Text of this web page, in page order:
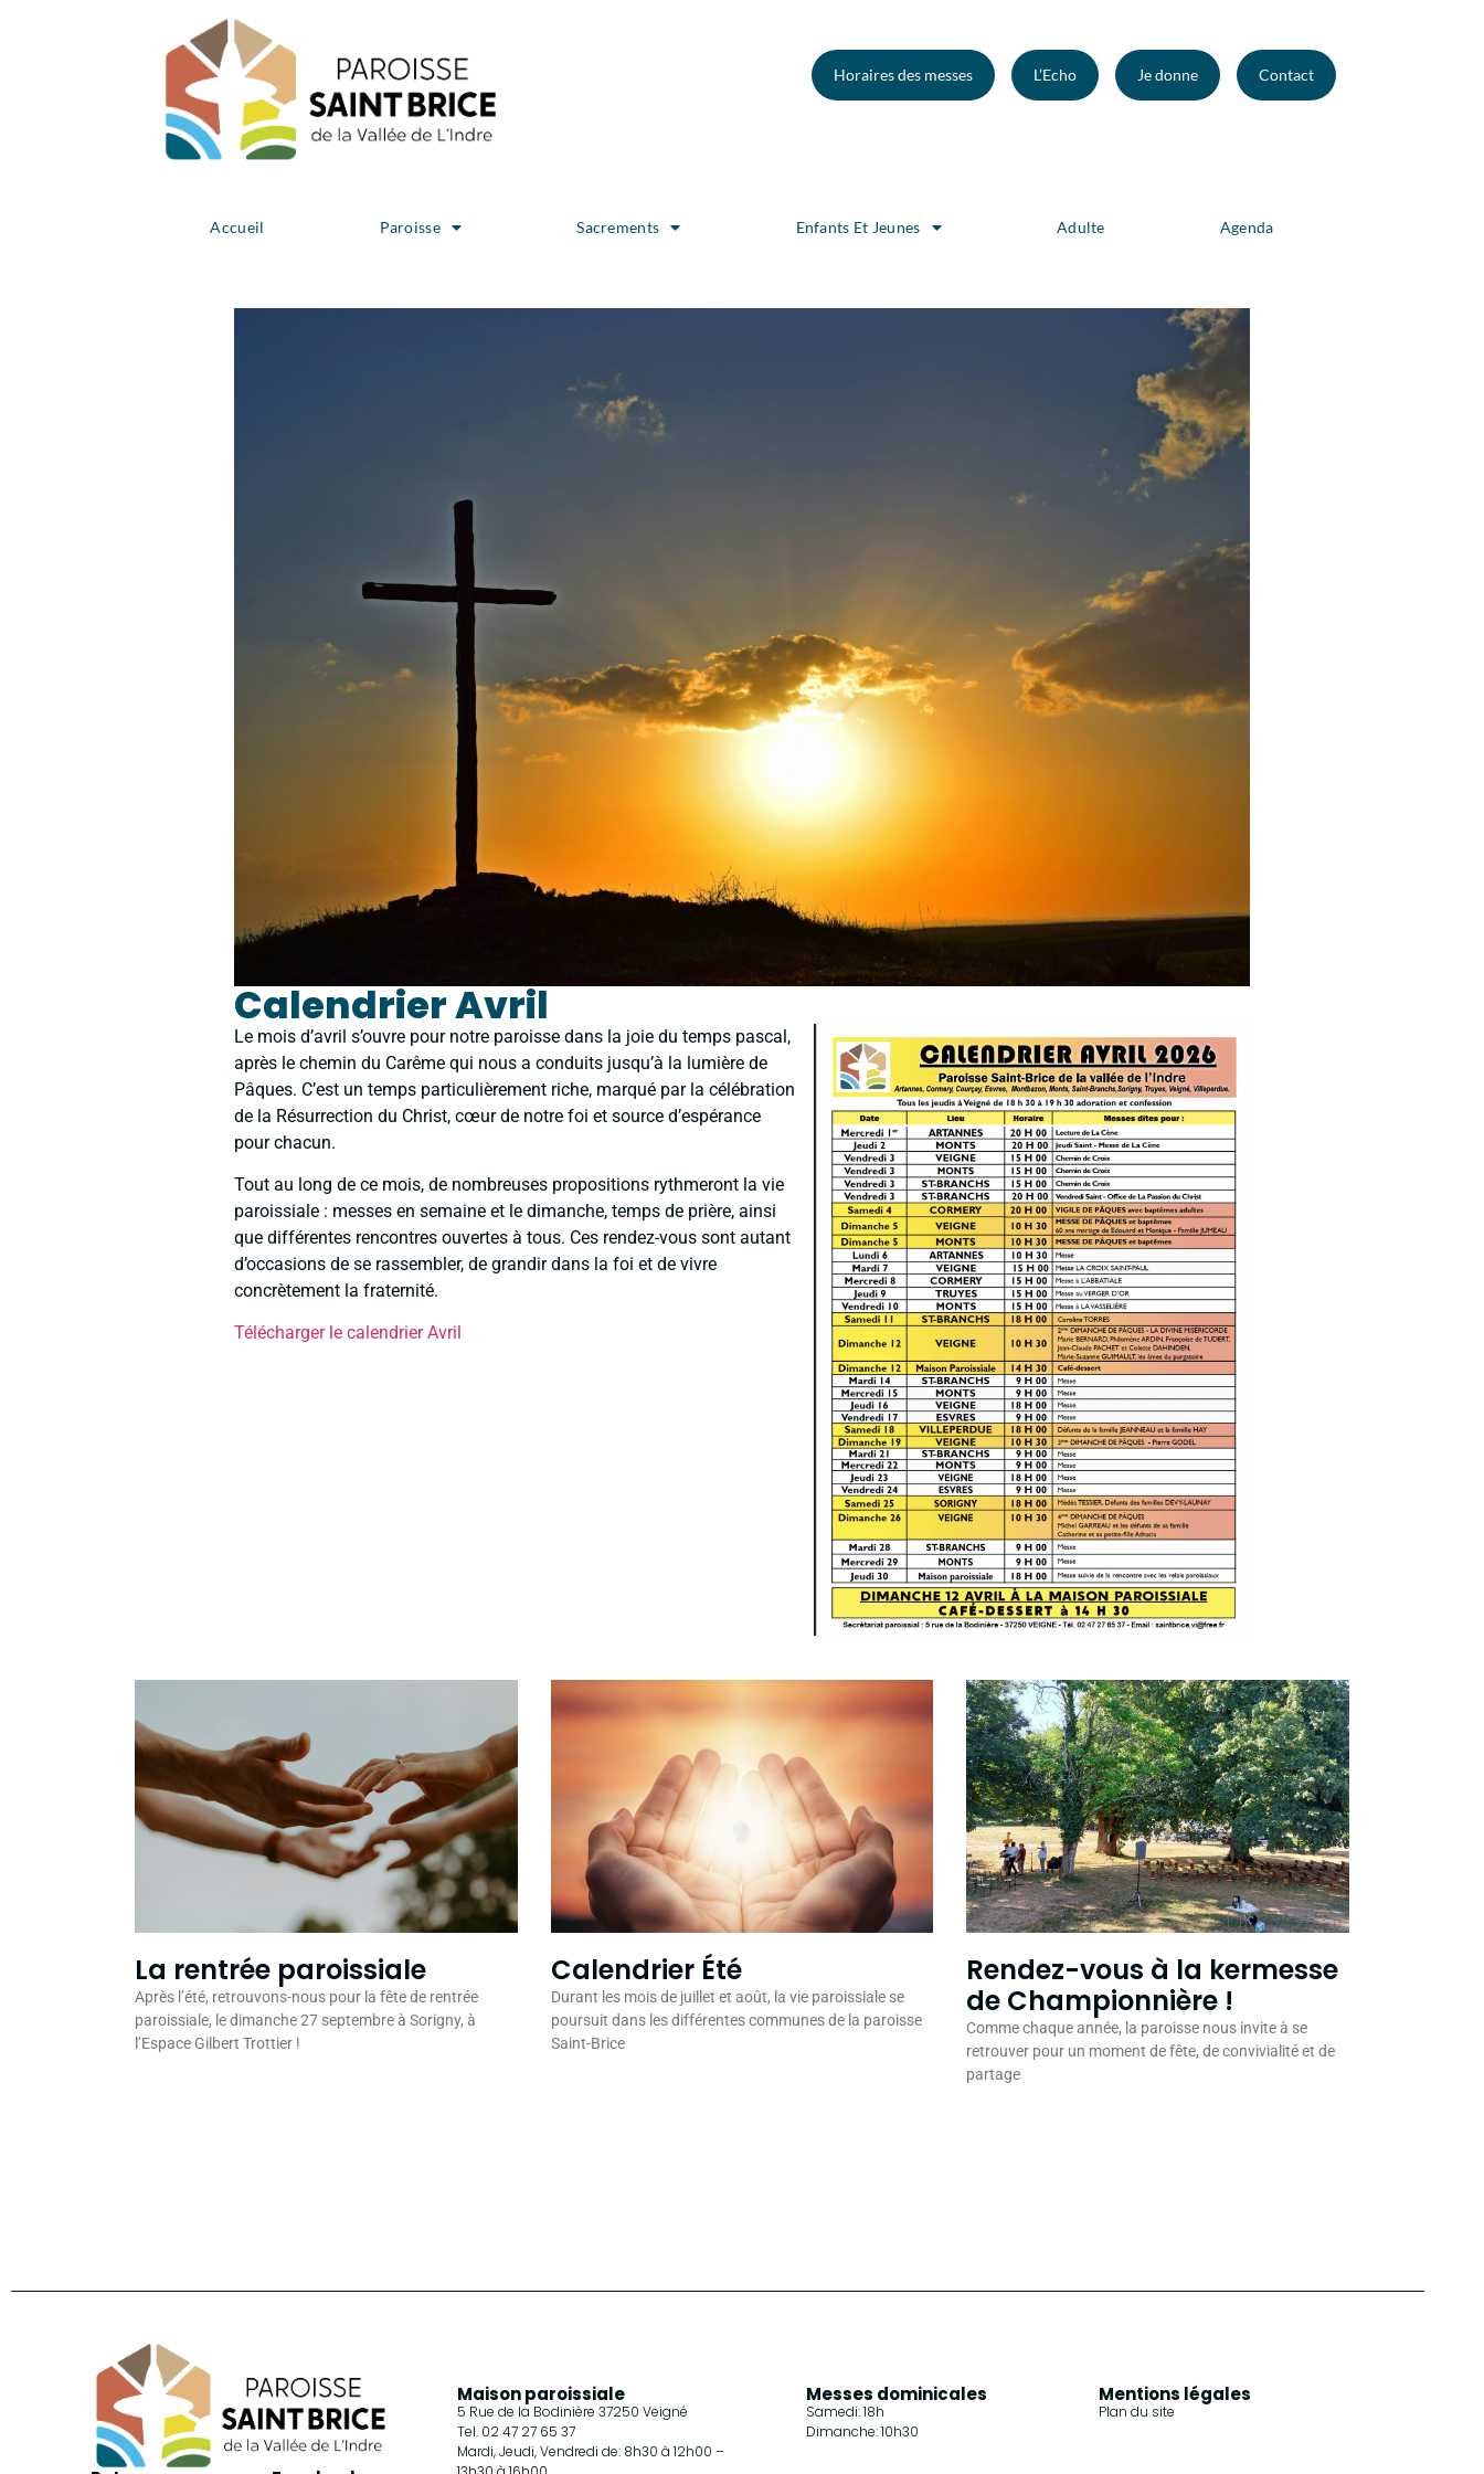
Horaires des messes L’Echo Je donne Contact
Accueil Paroisse Sacrements Enfants Et Jeunes Adulte Agenda
Calendrier Avril
Le mois d’avril s’ouvre pour notre paroisse dans la joie du temps pascal,
après le chemin du Carême qui nous a conduits jusqu’à la lumière de
Pâques. C’est un temps particulièrement riche, marqué par la célébration
de la Résurrection du Christ, cœur de notre foi et source d’espérance
pour chacun.
Tout au long de ce mois, de nombreuses propositions rythmeront la vie
paroissiale : messes en semaine et le dimanche, temps de prière, ainsi
que différentes rencontres ouvertes à tous. Ces rendez-vous sont autant
d’occasions de se rassembler, de grandir dans la foi et de vivre
concrètement la fraternité.
Télécharger le calendrier Avril
La rentrée paroissiale
Après l’été, retrouvons-nous pour la fête de rentrée
paroissiale, le dimanche 27 septembre à Sorigny, à
l’Espace Gilbert Trottier !
Calendrier Été
Durant les mois de juillet et août, la vie paroissiale se
poursuit dans les différentes communes de la paroisse
Saint-Brice
Rendez-vous à la kermesse
de Championnière !
Comme chaque année, la paroisse nous invite à se
retrouver pour un moment de fête, de convivialité et de
partage
Maison paroissiale
5 Rue de la Bodinière 37250 Veigné
Tel. 02 47 27 65 37
Mardi, Jeudi, Vendredi de: 8h30 à 12h00 –
Messes dominicales
Samedi: 18h
Dimanche: 10h30
Mentions légales
Plan du site